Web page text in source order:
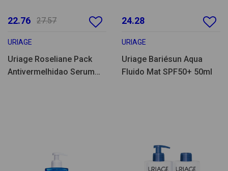
22.76 27.57
URIAGE
Uriage Roseliane Pack
Antivermelhidao Serum
24.28
URIAGE
Uriage Bariésun Aqua
Fluido Mat SPF50+ 50ml